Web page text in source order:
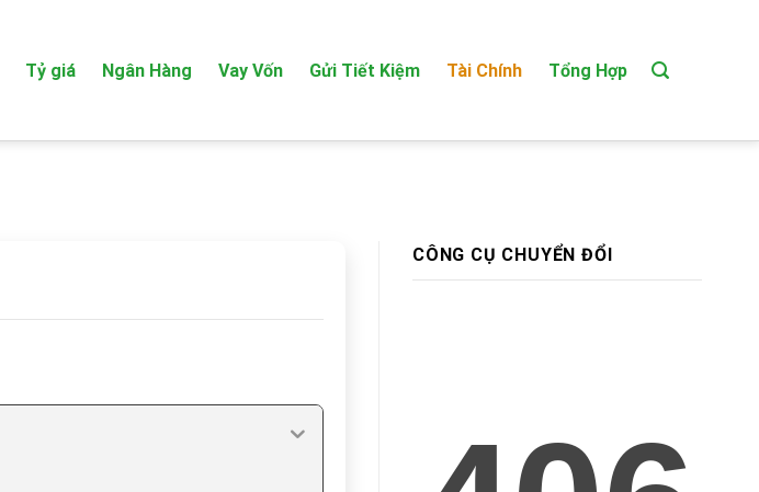
Tỷ giá Ngân Hàng Vay Vốn Gửi Tiết Kiệm Tài Chính Tổng Hợp
CÔNG CỤ CHUYỂN ĐỔI